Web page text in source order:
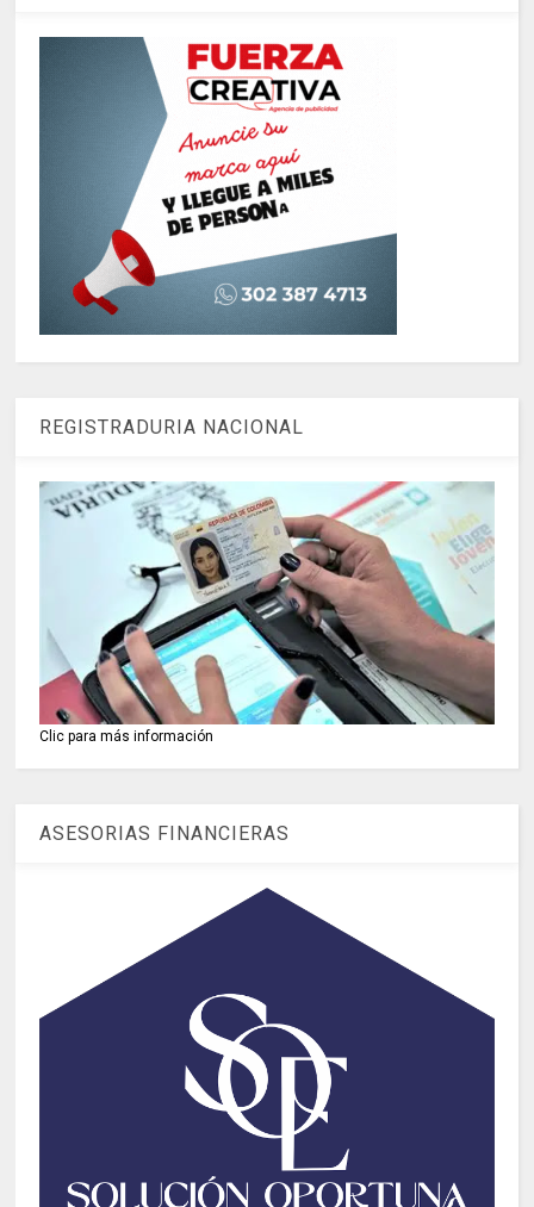
REGISTRADURIA NACIONAL
Clic para más información
ASESORIAS FINANCIERAS